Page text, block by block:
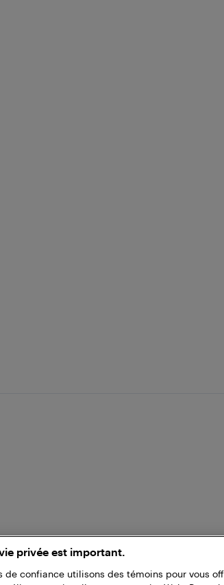
privée est important.
de confiance utilisons des témoins pour vous